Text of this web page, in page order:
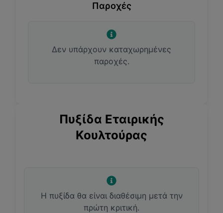
Παροχές
Δεν υπάρχουν καταχωρημένες
παροχές.
Πυξίδα Εταιρικής
Κουλτούρας
Η πυξίδα θα είναι διαθέσιμη μετά την
πρώτη κριτική.